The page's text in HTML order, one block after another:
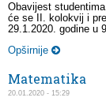
Obavijest
će se II. kolokvij i
29.1.2020. godine u
Opširnije
Matematika
20.01.2020 - 15:29